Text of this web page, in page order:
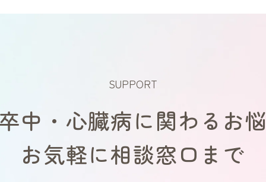
SUPPORT
中・心臓病に関わるお
お気軽に相談窓口まで